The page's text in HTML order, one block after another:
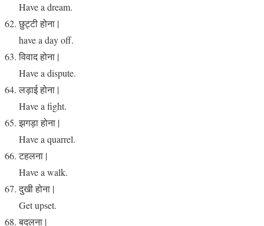
Have a dream.
छुट्टी होना |
have a day off.
विवाद होना |
Have a dispute.
लड़ाई होना |
Have a fight.
झगड़ा होना |
Have a quarrel.
टहलना |
Have a walk.
दुखी होना |
Get upset.
बदलना |